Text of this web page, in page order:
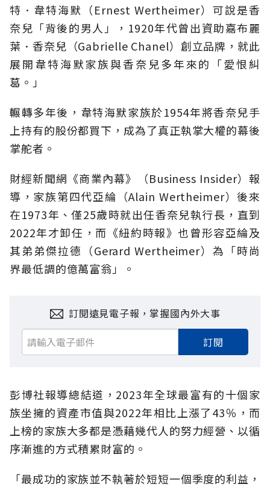
特．韋特海默（Ernest Wertheimer）可說是香
奈兒「背後的男人」，1920年代曾出資助嘉布麗
葉．香奈兒（Gabrielle Chanel）創立品牌，就此
展開韋特海默家族與香奈兒多年來的「愛恨糾
葛。」
輾轉多年後，韋特海默家族於1954年將香奈兒手
上持有的股份都買下，成為了真正執掌大權的幕後
掌舵者。
財經新聞網《商業內幕》（Business Insider）報
導，家族第四代亞綸（Alain Wertheimer）後來
在1973年、僅25歲時就出任香奈兒執行長，直到
2022年才卸任，而《紐約時報》也曾形容亞綸及
其弟弟傑拉德（Gerard Wertheimer）為「時尚
界最低調的億萬富翁」。
訂閱遠見電子報，掌握國內外大事
訂閱
彭博社報導總結道，2023年全球最富有的十個家
族坐擁的資產市值與2022年相比上漲了43％，而
上榜的家族大多都是憑藉幾代人的努力經營、以循
序漸進的方式積累財富的。
「最成功的家族並不執著於短短一個季度的利益，